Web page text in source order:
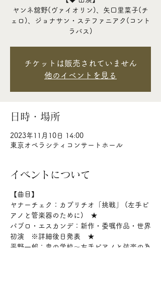
ヤンネ舘野(ヴァイオリン)、矢口里菜子(チ
ェロ)、ジョナサン・ステファニアク(コント
ラバス)
チケットは販売されていません
他のイベントを見る
日時・場所
2023年11月10日 14:00
東京オペラシティコンサートホール
イベントについて
【曲目】
ヤナーチェク：カプリチオ「挑戦」 (左手ピ
アノと管楽器のために)　★
パブロ・エスカンデ：新作・委嘱作品・世界
初演　※詳細後日発表　★
平野一郎：鬼の学校～左手ピアノと弦楽の為